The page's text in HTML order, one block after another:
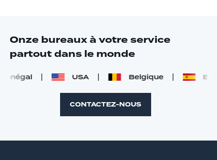
Onze bureaux à votre service
partout dans le monde
USA Belgique
CONTACTEZ-NOUS